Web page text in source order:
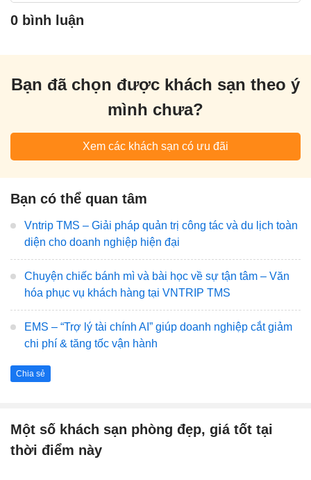
0 bình luận
Bạn đã chọn được khách sạn theo ý
mình chưa?
Xem các khách sạn có ưu đãi
Bạn có thể quan tâm
Vntrip TMS – Giải pháp quản trị công tác và du lịch toàn
diện cho doanh nghiệp hiện đại
Chuyện chiếc bánh mì và bài học về sự tận tâm – Văn
hóa phục vụ khách hàng tại VNTRIP TMS
EMS – “Trợ lý tài chính AI” giúp doanh nghiệp cắt giảm
chi phí & tăng tốc vận hành
Chia sẻ
Một số khách sạn phòng đẹp, giá tốt tại
thời điểm này